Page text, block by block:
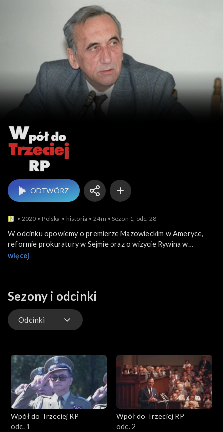
ODTWÓRZ
2020 Polska historia 24m Sezon 1, odc. 28
W odcinku opowiemy o premierze Mazowieckim w Ameryce,
reformie prokuratury w Sejmie oraz o wizycie Rywina w
Senacie. Przypomnimy również historię bezpańskich
więcej
Sezony i odcinki
Odcinki
Wpół do Trzeciej RP
odc. 1
Wpół do Trzeciej RP
odc. 2